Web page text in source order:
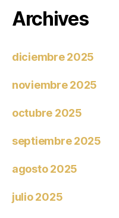
Archives
diciembre 2025
noviembre 2025
octubre 2025
septiembre 2025
agosto 2025
julio 2025